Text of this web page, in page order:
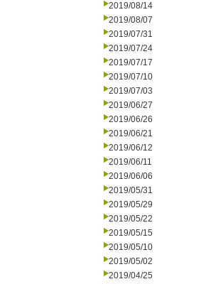
2019/08/14
2019/08/07
2019/07/31
2019/07/24
2019/07/17
2019/07/10
2019/07/03
2019/06/27
2019/06/26
2019/06/21
2019/06/12
2019/06/11
2019/06/06
2019/05/31
2019/05/29
2019/05/22
2019/05/15
2019/05/10
2019/05/02
2019/04/25